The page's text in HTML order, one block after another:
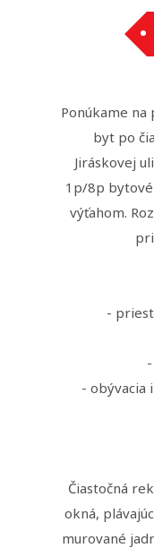
Ponúkame
byt po
Jiráskovej
1p/8p
výťahom.
-
- obývacia
Čiastočná
okná,
murované